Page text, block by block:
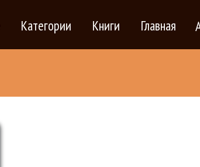
Категории Книги Главная